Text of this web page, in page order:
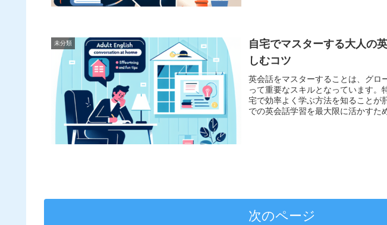
未分類
自宅でマスターする大人の
しむコツ
英会話をマスターすることは、グロ
って重要なスキルとなっています。
宅で効率よく学ぶ方法を知ることが
での英会話学習を最大限に活かすた
次のページ